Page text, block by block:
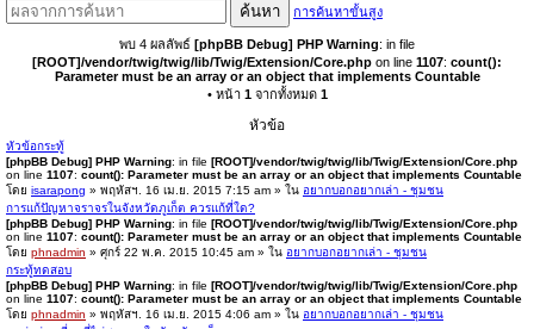
ค้นหา การค้นหาขั้นสูง
พบ 4 ผลลัพธ์ [phpBB Debug] PHP Warning: in file
[ROOT]/vendor/twig/twig/lib/Twig/Extension/Core.php on line 1107: count():
Parameter must be an array or an object that implements Countable
• หน้า 1จากทั้งหมด 1
หัวข้อ
หัวข้อกระทู้
[phpBB Debug] PHP Warning: in file [ROOT]/vendor/twig/twig/lib/Twig/Extension/Core.php
on line 1107: count(): Parameter must be an array or an object that implements Countable
โดย isarapong » พฤหัสฯ. 16 เม.ย. 2015 7:15 am » ใน อยากบอกอยากเล่า - ชุมชน
การแก้ปัญหาจราจรในจังหวัดภูเก็ต ควรแก้ที่ใด?
[phpBB Debug] PHP Warning: in file [ROOT]/vendor/twig/twig/lib/Twig/Extension/Core.php
on line 1107: count(): Parameter must be an array or an object that implements Countable
โดย phnadmin » ศุกร์ 22 พ.ค. 2015 10:45 am » ใน อยากบอกอยากเล่า - ชุมชน
กระทู้ทดสอบ
[phpBB Debug] PHP Warning: in file [ROOT]/vendor/twig/twig/lib/Twig/Extension/Core.php
on line 1107: count(): Parameter must be an array or an object that implements Countable
โดย phnadmin » พฤหัสฯ. 16 เม.ย. 2015 4:06 am » ใน อยากบอกอยากเล่า - ชุมชน